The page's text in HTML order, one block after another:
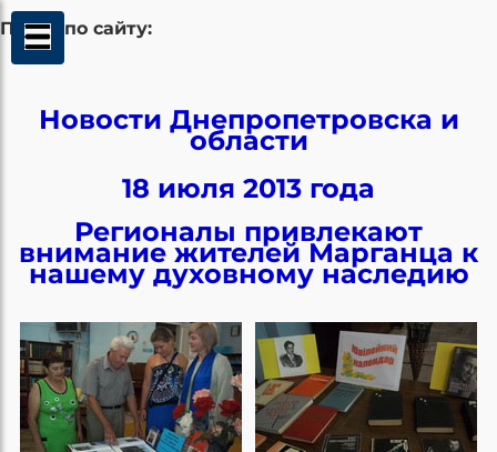
Поиск по сайту:
Новости Днепропетровска и
области
18 июля 2013 года
Регионалы привлекают
внимание жителей Марганца к
нашему духовному наследию